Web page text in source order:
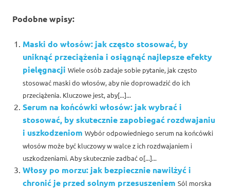
Podobne wpisy:
Maski do włosów: jak często stosować, by
uniknąć przeciążenia i osiągnąć najlepsze efekty
pielęgnacji Wiele osób zadaje sobie pytanie, jak często
stosować maski do włosów, aby nie doprowadzić do ich
przeciążenia. Kluczowe jest, aby[...]...
Serum na końcówki włosów: jak wybrać i
stosować, by skutecznie zapobiegać rozdwajaniu
i uszkodzeniom Wybór odpowiedniego serum na końcówki
włosów może być kluczowy w walce z ich rozdwajaniem i
uszkodzeniami. Aby skutecznie zadbać o[...]...
Włosy po morzu: jak bezpiecznie nawilżyć i
chronić je przed solnym przesuszeniem Sól morska